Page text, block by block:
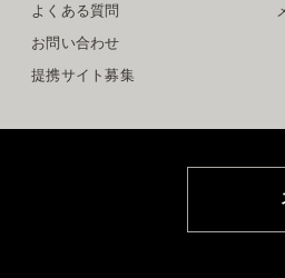
よくある質問
お問い合わせ
提携サイト募集